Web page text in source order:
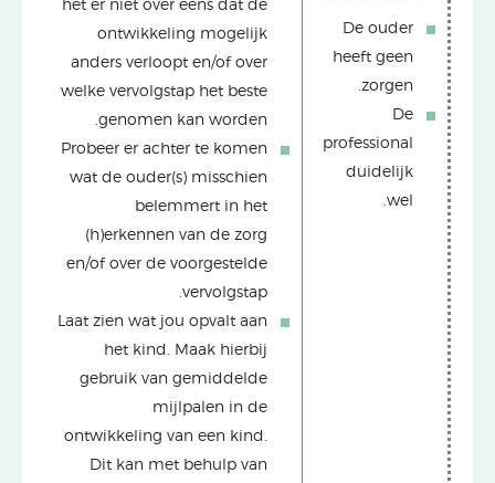
De ouder
heeft geen
zorgen.
De
professional
duidelijk
wel.
het er niet over eens dat de
ontwikkeling mogelijk
anders verloopt en/of over
welke vervolgstap het beste
genomen kan worden.
Probeer er achter te komen
wat de ouder(s) misschien
belemmert in het
(h)erkennen van de zorg
en/of over de voorgestelde
vervolgstap.
Laat zien wat jou opvalt aan
het kind. Maak hierbij
gebruik van gemiddelde
mijlpalen in de
ontwikkeling van een kind.
Dit kan met behulp van